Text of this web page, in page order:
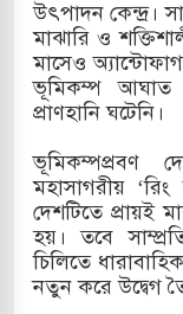
কুতুবদিয়া শিপিং
রুশ নাগরিকদের
উৎপাদন কেন্দ্র।
মাঝারি ও
মাসেও
ভূমিকম্প আঘাত
প্রাণহানি ঘটেনি।
ভূমিকম্পপ্রবণ
মহাসাগরীয়
দেশটিতে প্রায়ই
হয়। তবে
চিলিতে
নতুন করে উদ্বেগ